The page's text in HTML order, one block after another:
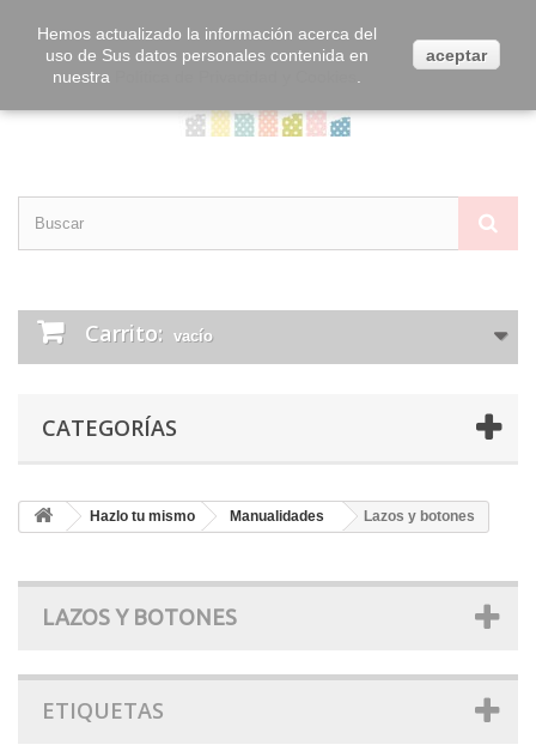
Carrito: vacío
CATEGORÍAS
Hazlo tu mismo Manualidades Lazos y botones
LAZOS Y BOTONES
ETIQUETAS
Hemos actualizado la información acerca del
uso de Sus datos personales contenida en
nuestra
aceptar